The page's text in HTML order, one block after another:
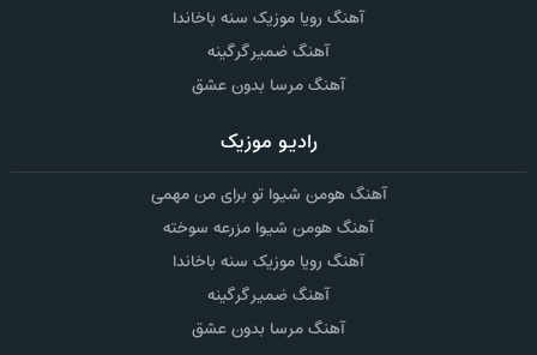
آهنگ رویا موزیک سنه باخاندا
آهنگ ضمیر گرگینه
آهنگ مرسا بدون عشق
رادیو موزیک
آهنگ هومن شیوا تو برای من مهمی
آهنگ هومن شیوا مزرعه سوخته
آهنگ رویا موزیک سنه باخاندا
آهنگ ضمیر گرگینه
آهنگ مرسا بدون عشق